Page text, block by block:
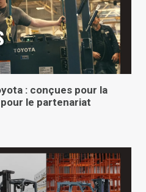
: conçues pour la
le partenariat